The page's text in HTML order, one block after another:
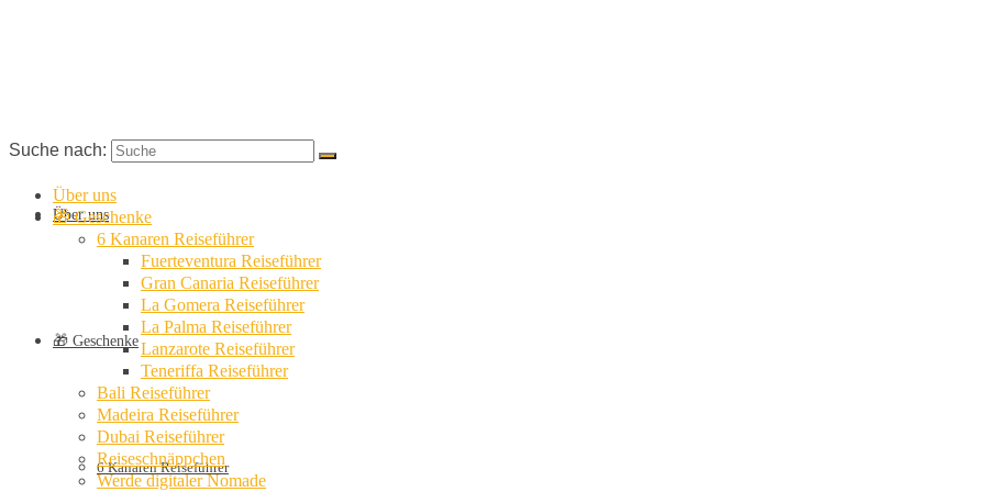
Über uns
🎁 Geschenke
6 Kanaren Reiseführer
Suche nach:
Über uns
🎁 Geschenke
6 Kanaren Reiseführer
Fuerteventura Reiseführer
Gran Canaria Reiseführer
La Gomera Reiseführer
La Palma Reiseführer
Lanzarote Reiseführer
Teneriffa Reiseführer
Bali Reiseführer
Madeira Reiseführer
Dubai Reiseführer
Reiseschnäppchen
Werde digitaler Nomade